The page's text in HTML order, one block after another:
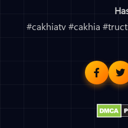
#cakhiatv #cakhia